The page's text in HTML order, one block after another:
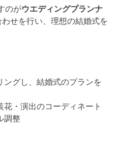
のがウエディングプランナ
せを行い、理想の結婚式を
ングし、結婚式のプランを
・演出のコーディネート
調整